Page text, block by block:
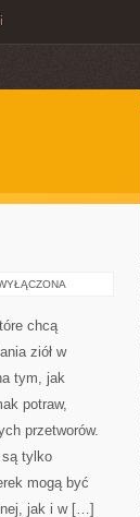
chcą
ziół w
tym, jak
potraw,
przetworów.
są tylko
mogą być
jak i w […]